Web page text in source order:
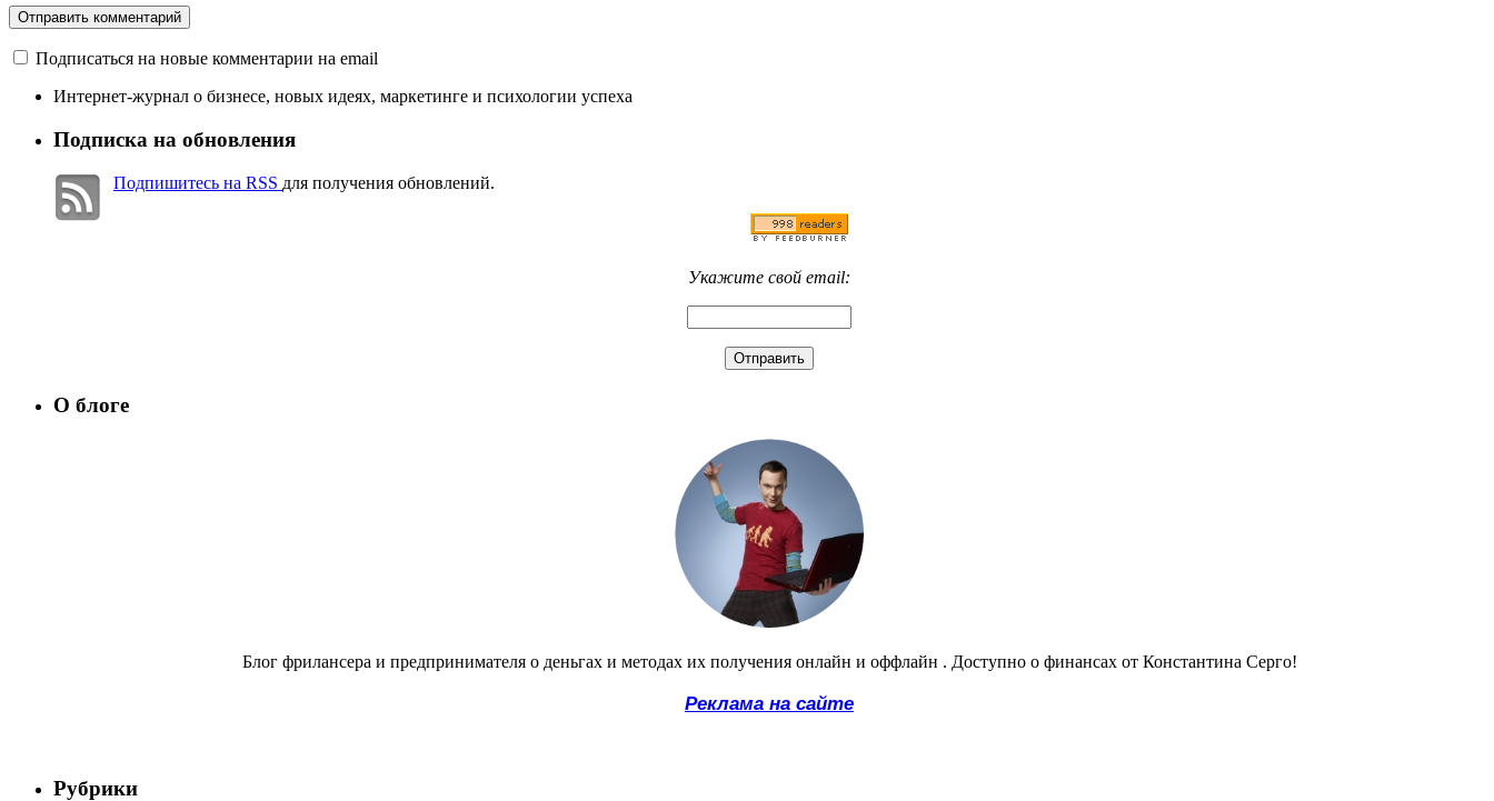
Подписаться на новые комментарии на email
Интернет-журнал о бизнесе, новых идеях, маркетинге и психологии успеха
Подписка на обновления
Подпишитесь на RSS для получения обновлений.
Укажите свой email:
О блоге
Блог фрилансера и предпринимателя о деньгах и методах их получения онлайн и оффлайн . Доступно о финансах от Константина Серго!
Реклама на сайте
Рубрики